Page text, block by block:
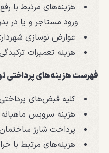
هزینه‌های مرتبط با رفع
ورود مستاجر و یا در بدو
عوارض نوسازی شهرداری
هزینه تعمیرات ترکیدگی
فهرست هزینه‌های پرداختی
کلیه قبض‌های پرداختی از
هزینه سرویس ماهیانه و
پرداخت شارژ ساختمان
هزینه‌های مرتبط با